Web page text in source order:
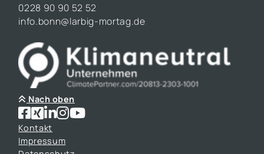
0228 90 90 52 52
info.bonn@larbig-mortag.de
Nach oben
Kontakt
Impressum